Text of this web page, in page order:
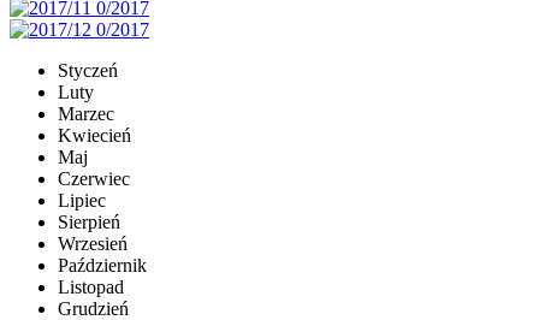
Styczeń
Luty
Marzec
Kwiecień
Maj
Czerwiec
Lipiec
Sierpień
Wrzesień
Październik
Listopad
Grudzień